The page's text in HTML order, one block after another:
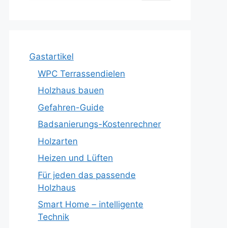
Gastartikel
WPC Terrassendielen
Holzhaus bauen
Gefahren-Guide
Badsanierungs-Kostenrechner
Holzarten
Heizen und Lüften
Für jeden das passende
Holzhaus
Smart Home – intelligente
Technik